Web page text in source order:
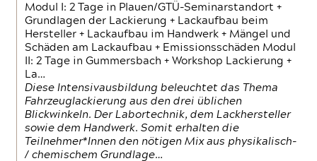
Modul I: 2 Tage in Plauen/GTÜ-Seminarstandort +
Grundlagen der Lackierung + Lackaufbau beim
Hersteller + Lackaufbau im Handwerk + Mängel und
Schäden am Lackaufbau + Emissionsschäden Modul
II: 2 Tage in Gummersbach + Workshop Lackierung +
La…
Diese Intensivausbildung beleuchtet das Thema
Fahrzeuglackierung aus den drei üblichen
Blickwinkeln. Der Labortechnik, dem Lackhersteller
sowie dem Handwerk. Somit erhalten die
Teilnehmer*Innen den nötigen Mix aus physikalisch-
/ chemischem Grundlage…